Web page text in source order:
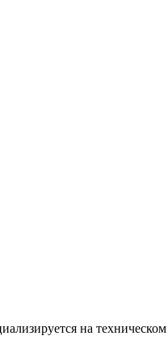
на техническом